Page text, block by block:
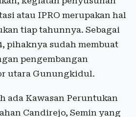
atau IPRO merupakan hal
tiap tahunnya. Sebagai
pihaknya sudah membuat
pengembangan
utara Gunungkidul.
ada Kawasan Peruntukan
Candirejo, Semin yang